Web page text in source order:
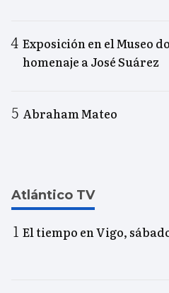
Exposición en el Museo
homenaje a José Suárez
Abraham Mateo
Atlántico TV
El tiempo en Vigo,